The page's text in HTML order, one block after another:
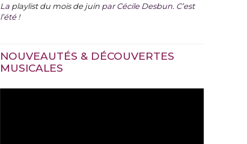
La playlist du mois de juin par Cécile Desbun. C’est
l’été !
NOUVEAUTÉS & DÉCOUVERTES
MUSICALES